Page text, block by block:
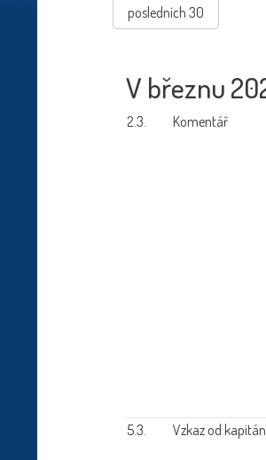
posledních 30
V březnu
2.3. Komentář
5.3. Vzkaz od